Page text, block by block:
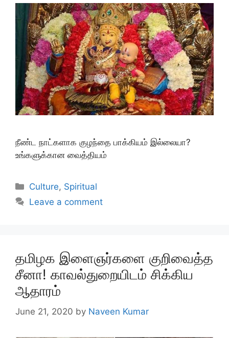
நீண்ட நாட்களாக குழந்தை பாக்கியம் இல்லையா?
உங்களுக்கான வைத்தியம்
Categories
Culture, Spiritual
Leave a comment
தமிழக இளைஞர்களை குறிவைத்த
சீனா! காவல்துறையிடம் சிக்கிய
ஆதாரம்
June 21, 2020 by Naveen Kumar